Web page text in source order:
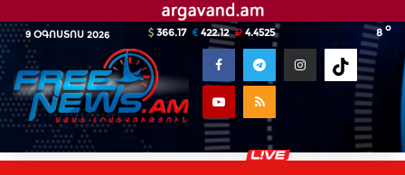
9 ՕԳՈՍՏՈՍ 2026 8 o
366.17 422.12 4.4525